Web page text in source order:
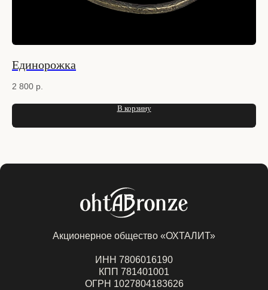
Единорожка
2 800 р.
В корзину
Акционерное общество «ОХТАЛИТ»
ИНН 7806016190
КПП 781401001
ОГРН 1027804183626